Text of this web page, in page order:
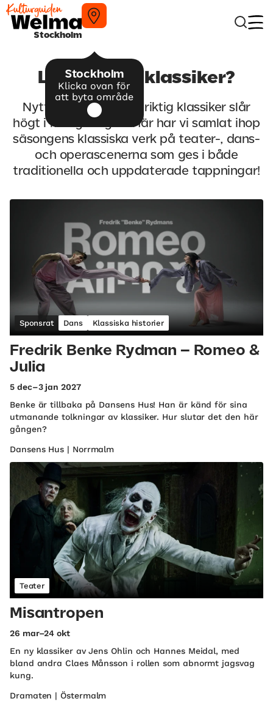
Stockholm
Stockholm
Klicka ovan för
att byta område
Läge för en klassiker?
Nytt i all ära men en riktig klassiker slår
högt i många lägen. Här har vi samlat ihop
säsongens klassiska verk på teater-, dans-
och operascenerna som ges i både
traditionella och uppdaterade tappningar!
Sponsrat Dans Klassiska historier
Fredrik Benke Rydman – Romeo &
Julia
5 dec–3 jan 2027
Benke är tillbaka på Dansens Hus! Han är känd för sina
utmanande tolkningar av klassiker. Hur slutar det den här
gången?
Dansens Hus | Norrmalm
Teater
Misantropen
26 mar–24 okt
En ny klassiker av Jens Ohlin och Hannes Meidal, med
bland andra Claes Månsson i rollen som abnormt jagsvag
kung.
Dramaten | Östermalm